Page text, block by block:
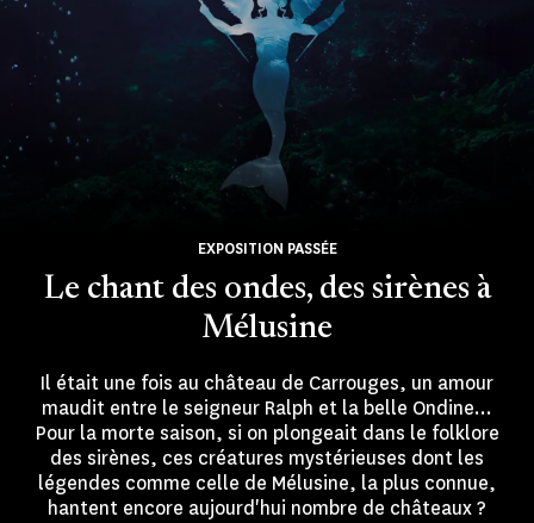
Le chant des ondes, des sirènes à
Mélusine
EXPOSITION PASSÉE
Il était une fois au château de Carrouges, un amour
maudit entre le seigneur Ralph et la belle Ondine...
Pour la morte saison, si on plongeait dans le folklore
des sirènes, ces créatures mystérieuses dont les
légendes comme celle de Mélusine, la plus connue,
hantent encore aujourd'hui nombre de châteaux ?